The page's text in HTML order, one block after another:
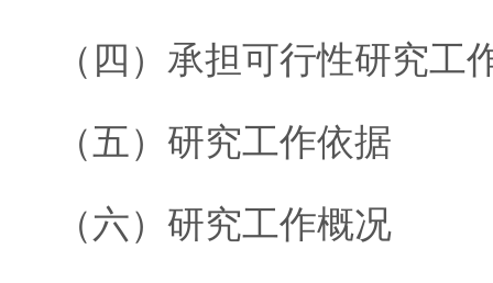
（四）承担可行性研究工
（五）研究工作依据
（六）研究工作概况